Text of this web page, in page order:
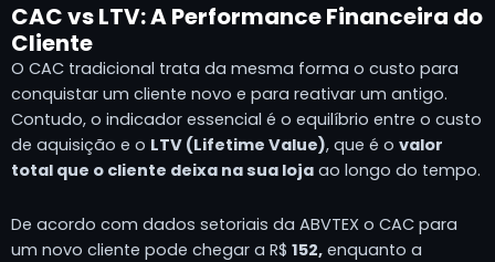
CAC vs LTV: A Performance Financeira do
Cliente
O CAC tradicional trata da mesma forma o custo para
conquistar um cliente novo e para reativar um antigo.
Contudo, o indicador essencial é o equilíbrio entre o custo
de aquisição e o LTV (Lifetime Value), que é o valor
total que o cliente deixa na sua loja ao longo do tempo.
De acordo com dados setoriais da ABVTEX o CAC para
um novo cliente pode chegar a R$ 152, enquanto a